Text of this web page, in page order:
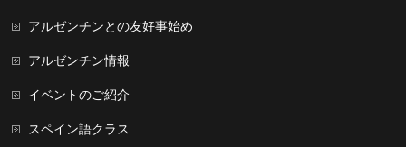
アルゼンチンとの友好事始め
アルゼンチン情報
イベントのご紹介
スペイン語クラス